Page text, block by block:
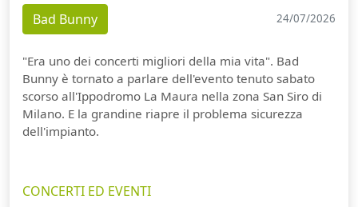
Bad Bunny 24/07/2026
"Era uno dei concerti migliori della mia vita". Bad
Bunny è tornato a parlare dell'evento tenuto sabato
scorso all'Ippodromo La Maura nella zona San Siro di
Milano. E la grandine riapre il problema sicurezza
dell'impianto.
CONCERTI ED EVENTI